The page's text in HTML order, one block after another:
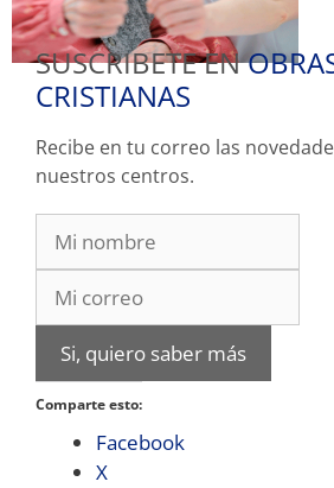
SUSCRIBETE EN
CRISTIANAS
Recibe en tu correo las
nuestros centros.
Si, quiero saber más
Comparte esto:
Facebook
X